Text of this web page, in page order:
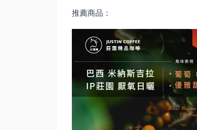
推薦商品：